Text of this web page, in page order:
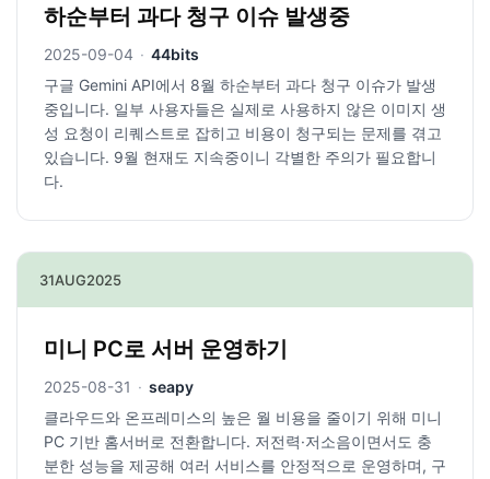
하순부터 과다 청구 이슈 발생중
2025-09-04 · 44bits
구글 Gemini API에서 8월 하순부터 과다 청구 이슈가 발생
중입니다. 일부 사용자들은 실제로 사용하지 않은 이미지 생
성 요청이 리퀘스트로 잡히고 비용이 청구되는 문제를 겪고
있습니다. 9월 현재도 지속중이니 각별한 주의가 필요합니
다.
31AUG2025
미니 PC로 서버 운영하기
2025-08-31 · seapy
클라우드와 온프레미스의 높은 월 비용을 줄이기 위해 미니
PC 기반 홈서버로 전환합니다. 저전력·저소음이면서도 충
분한 성능을 제공해 여러 서비스를 안정적으로 운영하며, 구